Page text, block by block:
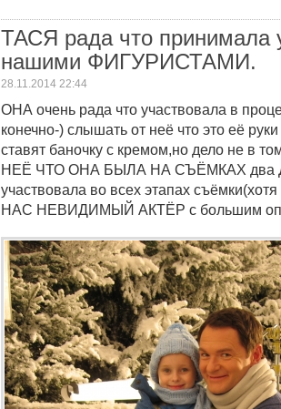
ТАСЯ рада что принимала
нашими ФИГУРИСТАМИ.
28.11.2014 22:44
ОНА очень рада что участвовала в
конечно-) слышать от неё что это её
ставят баночку с кремом,но дело не в
НЕЁ ЧТО ОНА БЫЛА НА СЪЁМКАХ два
участвовала во всех этапах
НАС НЕВИДИМЫЙ АКТЁР с большим